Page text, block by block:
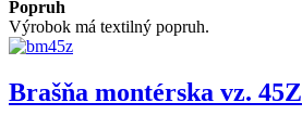
Popruh
Výrobok má textilný popruh.
Brašňa montérska vz. 45Z